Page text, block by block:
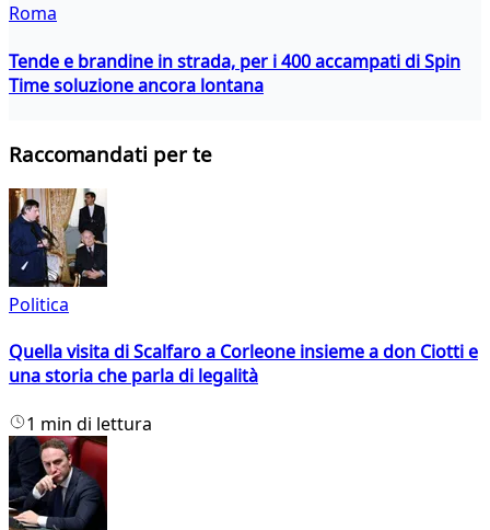
Roma
Tende e brandine in strada, per i 400 accampati di Spin
Time soluzione ancora lontana
Raccomandati per te
Politica
Quella visita di Scalfaro a Corleone insieme a don Ciotti e
una storia che parla di legalità
1 min di lettura